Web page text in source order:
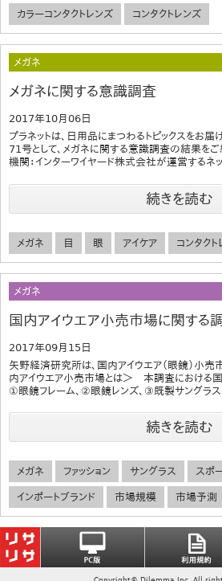
カラーコンタクトレンズ コンタクトレンズ
メガネ
メガネに関する意識調査
2017年10月06日
プラネットは、日用品にまつわるトピックスをお届
71号として、メガネに関する意識調査の結果をご
機関：インターワイヤード株式会社が運営するネ
続きを読む
メガネ 目 眼 アイケア コンタクト
メガネ
国内アイウエア小売市場に関する
2017年09月15日
矢野経済研究所は、国内アイウエア（眼鏡）小売
内アイウエア小売市場とは＞ 本調査における国
①眼鏡フレーム、②眼鏡レンズ、③既製サングラ
続きを読む
メガネ ファッション サングラス スポ
インポートブランド 市場規模 市場予測